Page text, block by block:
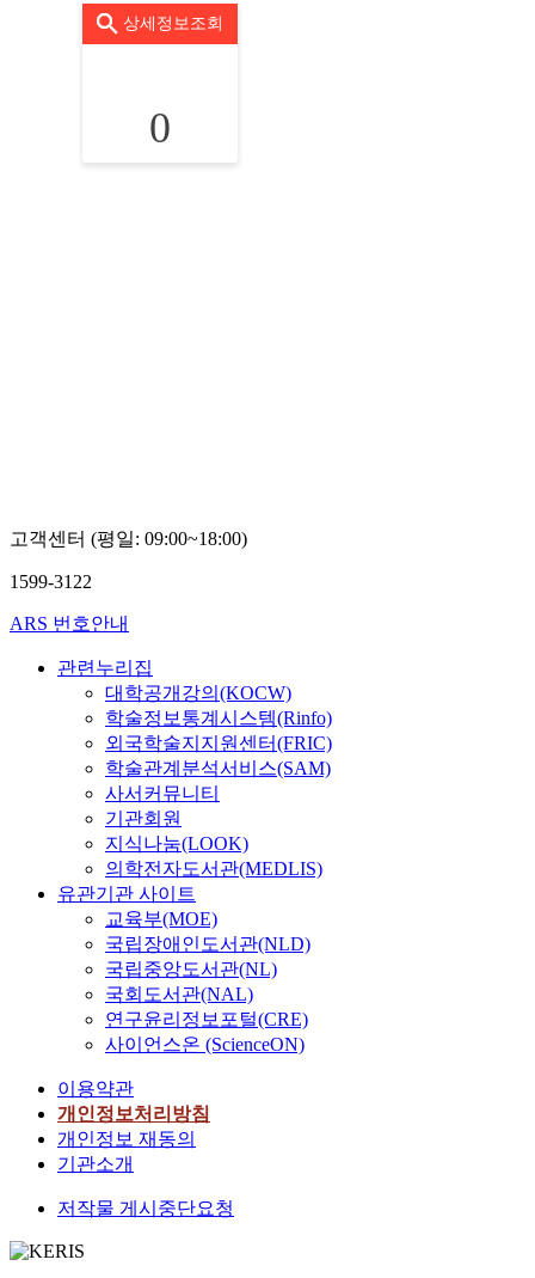
상세정보조회
0
고객센터 (평일: 09:00~18:00)
1599-3122
ARS 번호안내
관련누리집
대학공개강의(KOCW)
학술정보통계시스템(Rinfo)
외국학술지지원센터(FRIC)
학술관계분석서비스(SAM)
사서커뮤니티
기관회원
지식나눔(LOOK)
의학전자도서관(MEDLIS)
유관기관 사이트
교육부(MOE)
국립장애인도서관(NLD)
국립중앙도서관(NL)
국회도서관(NAL)
연구윤리정보포털(CRE)
사이언스온 (ScienceON)
이용약관
개인정보처리방침
개인정보 재동의
기관소개
저작물 게시중단요청